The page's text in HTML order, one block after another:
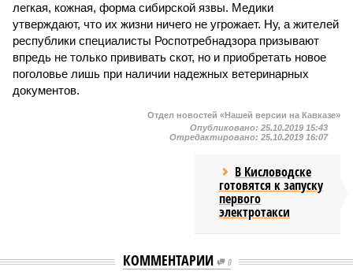
легкая, кожная, форма сибирской язвы. Медики
утверждают, что их жизни ничего не угрожает. Ну, а жителей
республики специалисты Роспотребнадзора призывают
впредь не только прививать скот, но и приобретать новое
поголовье лишь при наличии надежных ветеринарных
документов.
Отдел новостей «Нашей версии на Кавказе»
Опубликовано: 25.10.2019 15:43
Отредактировано: 25.10.2019 16:07
В Кисловодске
готовятся к запуску
первого
электротакси
КОММЕНТАРИИ 0